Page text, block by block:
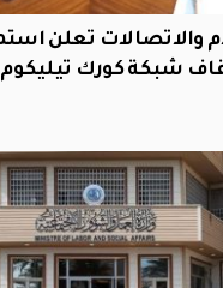
والاتصالات تعلن
شبكة كورك تيليكوم